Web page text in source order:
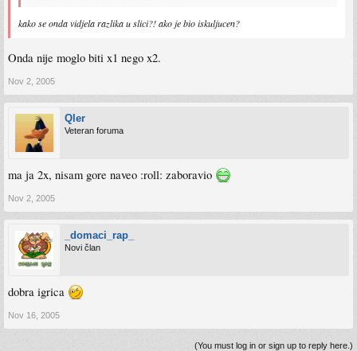
kako se onda vidjela razlika u slici?! ako je bio iskuljucen?
Onda nije moglo biti x1 nego x2.
Nov 2, 2005
Qler
Veteran foruma
ma ja 2x, nisam gore naveo :roll: zaboravio
Nov 2, 2005
_domaci_rap_
Novi član
dobra igrica
Nov 16, 2005
(You must log in or sign up to reply here.)